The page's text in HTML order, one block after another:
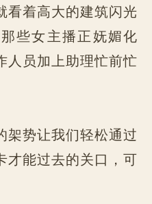
看着高大的建筑闪光
些女主播正妩媚化
人员加上助理忙前忙
势让我们轻松通过
才能过去的关口，可